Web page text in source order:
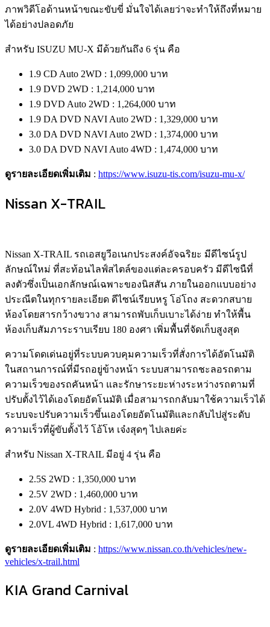
ภาพวิดีโอด้านหน้าขณะขับขี่ มั่นใจได้เลยว่าจะทำให้ถึงที่หมาย
ได้อย่างปลอดภัย
สำหรับ ISUZU MU-X มีด้วยกันถึง 6 รุ่น คือ
1.9 CD Auto 2WD : 1,099,000 บาท
1.9 DVD 2WD : 1,214,000 บาท
1.9 DVD Auto 2WD : 1,264,000 บาท
1.9 DA DVD NAVI Auto 2WD : 1,329,000 บาท
3.0 DA DVD NAVI Auto 2WD : 1,374,000 บาท
3.0 DA DVD NAVI Auto 4WD : 1,474,000 บาท
ดูรายละเอียดเพิ่มเติม : https://www.isuzu-tis.com/isuzu-mu-x/
Nissan X-TRAIL
Nissan X-TRAIL รถเอสยูวีอเนกประสงค์อัจฉริยะ มีดีไซน์รูป
ลักษณ์ใหม่ ที่สะท้อนไลฟ์สไตล์ของแต่ละครอบครัว มีดีไซนืที่
ลงตัวซึ่งเป็นเอกลักษณ์เฉพาะของนิสสัน ภายในออกแบบอย่าง
ประณีตในทุกรายละเอียด ดีไซน์เรียบหรู โอ่โถง สะดวกสบาย
ห้องโดยสารกว้างขวาง สามารถพับเก็บเบาะได้ง่าย ทำให้พื้น
ห้องเก็บสัมภาระราบเรียบ 180 องศา เพิ่มพื้นที่จัดเก็บสูงสุด
ความโดดเด่นอยู่ที่ระบบควบคุมความเร็วที่สั่งการได้อัตโนมัติ
ในสถานการณ์ที่มีรถอยู่ข้างหน้า ระบบสามารถชะลอรถตาม
ความเร็วของรถคันหน้า และรักษาระยะห่างระหว่างรถตามที่
ปรับตั้งไว้ได้เองโดยอัตโนมัติ เมื่อสามารถกลับมาใช้ความเร็วได้
ระบบจะปรับความเร็วขึ้นเองโดยอัตโนมัติและกลับไปสู่ระดับ
ความเร็วที่ผู้ขับตั้งไว้ โอ้โห เจ๋งสุดๆ ไปเลยค่ะ
สำหรับ Nissan X-TRAIL มีอยู่ 4 รุ่น คือ
2.5S 2WD : 1,350,000 บาท
2.5V 2WD : 1,460,000 บาท
2.0V 4WD Hybrid : 1,537,000 บาท
2.0VL 4WD Hybrid : 1,617,000 บาท
ดูรายละเอียดเพิ่มเติม : https://www.nissan.co.th/vehicles/new-
vehicles/x-trail.html
KIA Grand Carnival